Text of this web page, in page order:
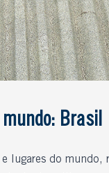
Brasil
lugares do